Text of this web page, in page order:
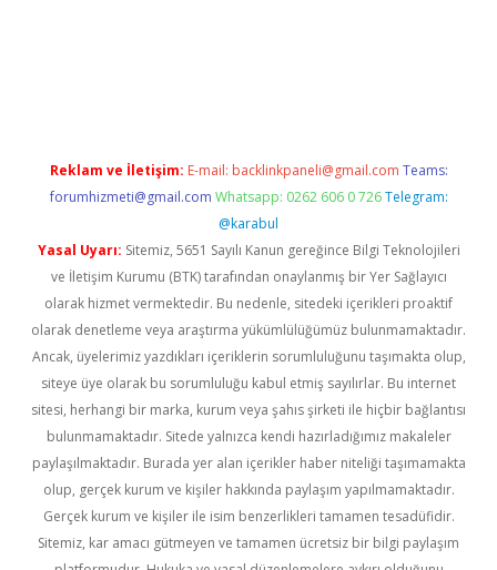
Reklam ve İletişim: E-mail: backlinkpaneli@gmail.com Teams:
forumhizmeti@gmail.com Whatsapp: 0262 606 0 726 Telegram:
@karabul
Yasal Uyarı: Sitemiz, 5651 Sayılı Kanun gereğince Bilgi Teknolojileri
ve İletişim Kurumu (BTK) tarafından onaylanmış bir Yer Sağlayıcı
olarak hizmet vermektedir. Bu nedenle, sitedeki içerikleri proaktif
olarak denetleme veya araştırma yükümlülüğümüz bulunmamaktadır.
Ancak, üyelerimiz yazdıkları içeriklerin sorumluluğunu taşımakta olup,
siteye üye olarak bu sorumluluğu kabul etmiş sayılırlar. Bu internet
sitesi, herhangi bir marka, kurum veya şahıs şirketi ile hiçbir bağlantısı
bulunmamaktadır. Sitede yalnızca kendi hazırladığımız makaleler
paylaşılmaktadır. Burada yer alan içerikler haber niteliği taşımamakta
olup, gerçek kurum ve kişiler hakkında paylaşım yapılmamaktadır.
Gerçek kurum ve kişiler ile isim benzerlikleri tamamen tesadüfidir.
Sitemiz, kar amacı gütmeyen ve tamamen ücretsiz bir bilgi paylaşım